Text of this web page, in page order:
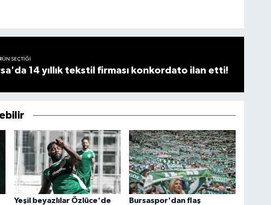
SEÇTIĞI
14 yıllık tekstil firması konkordato ilan etti!
Yeşil beyazlılar Özlüce'de
Bursaspor'dan flaş